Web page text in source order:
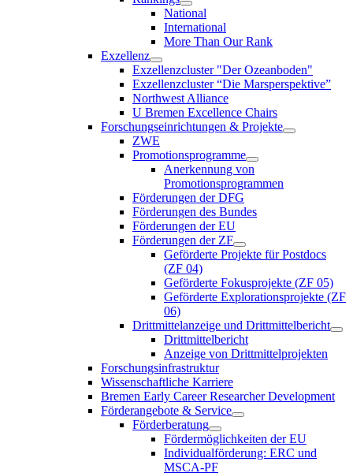
National
International
More Than Our Rank
Exzellenz
Exzellenzcluster "Der Ozeanboden"
Exzellenzcluster “Die Marsperspektive”
Northwest Alliance
U Bremen Excellence Chairs
Forschungseinrichtungen & Projekte
ZWE
Promotionsprogramme
Anerkennung von
Promotionsprogrammen
Förderungen der DFG
Förderungen des Bundes
Förderungen der EU
Förderungen der ZF
Geförderte Projekte für Postdocs
(ZF 04)
Geförderte Fokusprojekte (ZF 05)
Geförderte Explorationsprojekte (ZF
06)
Drittmittelanzeige und Drittmittelbericht
Drittmittelbericht
Anzeige von Drittmittelprojekten
Forschungsinfrastruktur
Wissenschaftliche Karriere
Bremen Early Career Researcher Development
Förderangebote & Service
Förderberatung
Fördermöglichkeiten der EU
Individualförderung: ERC und
MSCA-PF